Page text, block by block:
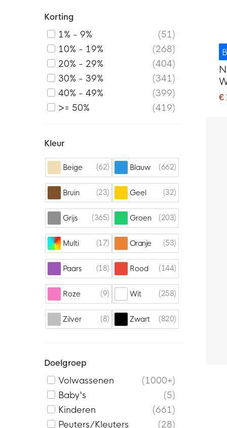
€
Korting
1% - 9%
51
10% - 19%
268
20% - 29%
404
30% - 39%
341
40% - 49%
399
>= 50%
419
Kleur
Beige 62 Blauw 662
Bruin 23 Geel 32
Grijs 365 Groen 203
Multi 17 Oranje 53
Paars 18 Rood 144
Roze 9 Wit 258
Zilver 8 Zwart 820
Doelgroep
Volwassenen
1000+
Baby's
5
Kinderen
661
Peuters/Kleuters
28